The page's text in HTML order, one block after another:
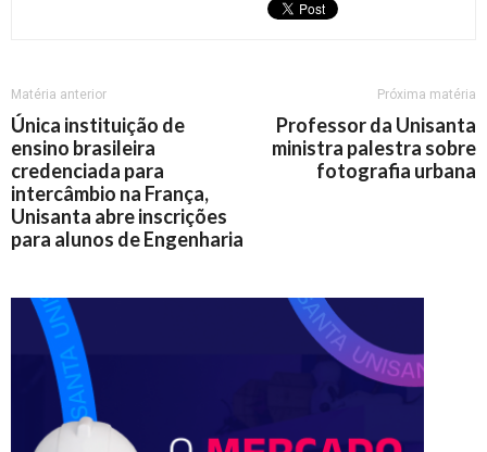
Matéria anterior
Única instituição de
ensino brasileira
credenciada para
intercâmbio na França,
Unisanta abre inscrições
para alunos de Engenharia
Próxima matéria
Professor da Unisanta
ministra palestra sobre
fotografia urbana